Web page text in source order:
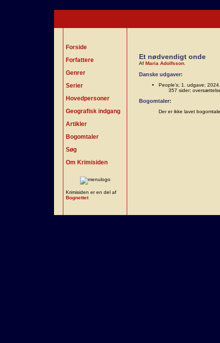
Forside
Forfattere
Genrer
Serier
Hovedpersoner
Geografisk indgang
Artikler
Bogomtaler
Søg
Om Krimisiden
Krimisiden er en del af
Bognettet
Et nødvendigt onde
Af Maria Adolfsson
Danske udgaver:
People's; 1. udgave; 2024.
357 sider;
Bogomtaler:
Der er ikke lavet